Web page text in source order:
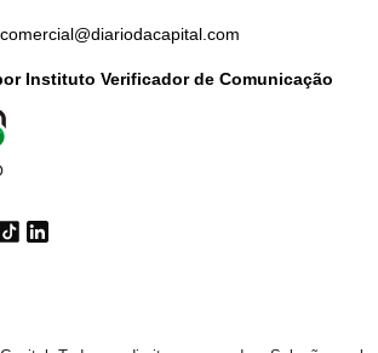
comercial@diariodacapital.com
Instituto Verificador de Comunicação